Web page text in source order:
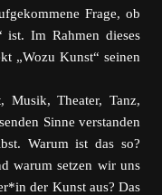
Frage, ob
ist. Im Rahmen dieses
„Wozu Kunst“ seinen
Musik, Theater, Tanz,
Sinne verstanden
Warum ist das so?
warum setzen wir uns
der Kunst aus? Das